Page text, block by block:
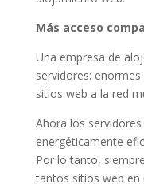
Más acceso
Una empresa de
servidores:
sitios web a la red
Ahora los
energéticamente
Por lo tanto,
tantos sitios web en